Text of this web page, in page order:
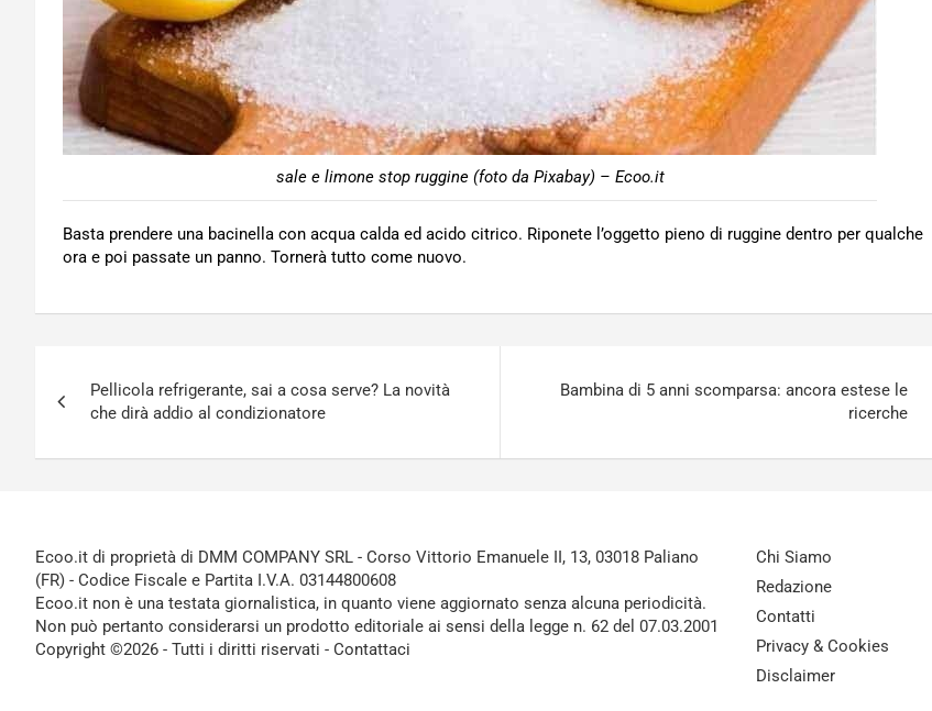
sale e limone stop ruggine (foto da Pixabay) – Ecoo.it
Basta prendere una bacinella con acqua calda ed acido citrico. Riponete l’oggetto pieno di ruggine dentro per qualche
ora e poi passate un panno. Tornerà tutto come nuovo.
articoli
Pellicola refrigerante, sai a cosa serve? La novità
che dirà addio al condizionatore
Bambina di 5 anni scomparsa: ancora estese le
ricerche
Ecoo.it di proprietà di DMM COMPANY SRL - Corso Vittorio Emanuele II, 13, 03018 Paliano
(FR) - Codice Fiscale e Partita I.V.A. 03144800608
Ecoo.it non è una testata giornalistica, in quanto viene aggiornato senza alcuna periodicità.
Non può pertanto considerarsi un prodotto editoriale ai sensi della legge n. 62 del 07.03.2001
Copyright ©2026 - Tutti i diritti riservati - Contattaci
Chi Siamo
Redazione
Contatti
Privacy & Cookies
Disclaimer